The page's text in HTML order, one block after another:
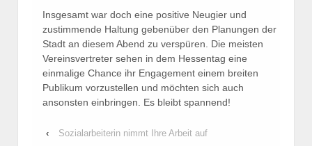
Insgesamt war doch eine positive Neugier und
zustimmende Haltung gebenüber den Planungen der
Stadt an diesem Abend zu verspüren. Die meisten
Vereinsvertreter sehen in dem Hessentag eine
einmalige Chance ihr Engagement einem breiten
Publikum vorzustellen und möchten sich auch
ansonsten einbringen. Es bleibt spannend!
‹
Sozialarbeiterin nimmt Ihre Arbeit auf